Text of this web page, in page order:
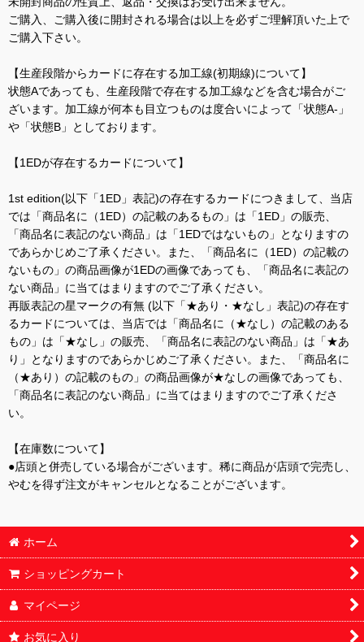
ご購入、ご購入後に開封される場合は以上を必ずご理解頂いた上で
ご購入下さい。
【生産段階からカードに存在する加工線(初期線)について】
状態Aであっても、生産段階で存在する加工線などを含む場合がご
ざいます。加工線が何本も目立つものは度合いによって「状態A-」
や「状態B」としております。
【1EDが存在するカードについて】
1st edition(以下「1ED」表記)の存在するカードにつきまして、当店
では「商品名に（1ED）の記載のあるもの」は「1ED」の販売、
「商品名に表記のない商品」は「1EDではないもの」となりますの
であらかじめご了承ください。また、「商品名に（1ED）の記載の
ないもの」の商品画像が1EDの画像であっても、「商品名に表記の
ない商品」に当てはまりますのでご了承ください。
再販表記の星マークの有無 (以下「★あり・★なし」表記)の存在す
るカードについては、当店では「商品名に（★なし）の記載のある
もの」は「★なし」の販売、「商品名に表記のない商品」は「★あ
り」となりますのであらかじめご了承ください。また、「商品名に
（★あり）の記載のもの」の商品画像が★なしの画像であっても、
「商品名に表記のない商品」に当てはまりますのでご了承くださ
い。
【在庫数について】
●店頭と併売している場合がございます。稀に商品が店頭で完売し、
やむを得ず注文がキャンセルとなることがございます。
ホーム
ショッピングカート
マイページ
お気に入り